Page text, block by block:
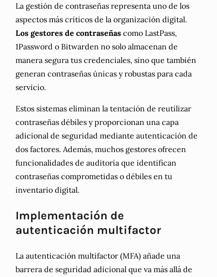
La gestión de contraseñas representa uno de los
aspectos más críticos de la organización digital.
Los gestores de contraseñas como LastPass,
1Password o Bitwarden no solo almacenan de
manera segura tus credenciales, sino que también
generan contraseñas únicas y robustas para cada
servicio.
Estos sistemas eliminan la tentación de reutilizar
contraseñas débiles y proporcionan una capa
adicional de seguridad mediante autenticación de
dos factores. Además, muchos gestores ofrecen
funcionalidades de auditoría que identifican
contraseñas comprometidas o débiles en tu
inventario digital.
Implementación de
autenticación multifactor
La autenticación multifactor (MFA) añade una
barrera de seguridad adicional que va más allá de